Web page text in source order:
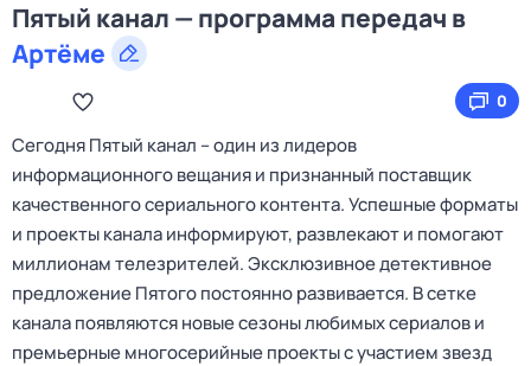
Пятый канал — программа передач в
Артёме
0
Сегодня Пятый канал – один из лидеров
информационного вещания и признанный поставщик
качественного сериального контента. Успешные форматы
и проекты канала информируют, развлекают и помогают
миллионам телезрителей. Эксклюзивное детективное
предложение Пятого постоянно развивается. В сетке
канала появляются новые сезоны любимых сериалов и
премьерные многосерийные проекты с участием звезд